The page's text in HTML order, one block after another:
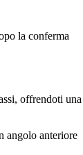
la conferma
offrendoti una
angolo anteriore